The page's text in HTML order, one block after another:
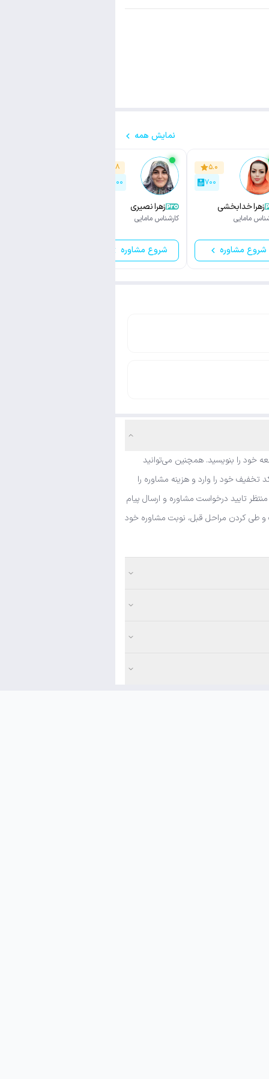
نمایش همه
۵.۰
۷۰۰
زهرا خدابخشی
مامایی
شروع مشاوره
۴.۸
۳,۰۰۰
زهرا نصیری
کارشناس مامایی
شروع مشاوره
خود را بنویسید. همچنین می‌توانید
تخفیف خود را وارد و هزینه مشاوره را
تایید درخواست مشاوره و ارسال پیام
و طی کردن مراحل قبل، نوبت مشاوره خود